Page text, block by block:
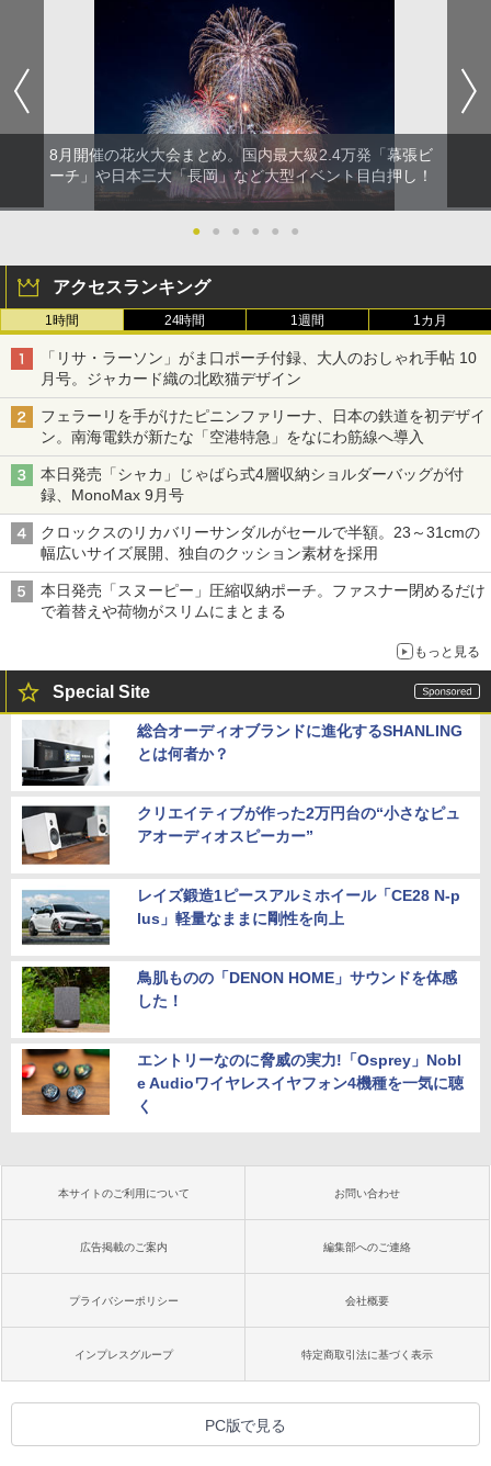
8月開催の花火大会まとめ。国内最大級2.4万発「幕張ビ
ーチ」や日本三大「長岡」など大型イベント目白押し！
● ● ● ● ● ●
アクセスランキング
1時間 24時間 1週間 1カ月
「リサ・ラーソン」がま口ポーチ付録、大人のおしゃれ手帖 10
月号。ジャカード織の北欧猫デザイン
フェラーリを手がけたピニンファリーナ、日本の鉄道を初デザイ
ン。南海電鉄が新たな「空港特急」をなにわ筋線へ導入
本日発売「シャカ」じゃばら式4層収納ショルダーバッグが付
録、MonoMax 9月号
クロックスのリカバリーサンダルがセールで半額。23～31cmの
幅広いサイズ展開、独自のクッション素材を採用
本日発売「スヌーピー」圧縮収納ポーチ。ファスナー閉めるだけ
で着替えや荷物がスリムにまとまる
もっと見る
Special Site
総合オーディオブランドに進化するSHANLING
とは何者か？
クリエイティブが作った2万円台の“小さなピュ
アオーディオスピーカー”
レイズ鍛造1ピースアルミホイール「CE28 N-p
lus」軽量なままに剛性を向上
鳥肌ものの「DENON HOME」サウンドを体感
した！
エントリーなのに脅威の実力!「Osprey」Nobl
e Audioワイヤレスイヤフォン4機種を一気に聴
く
本サイトのご利用について お問い合わせ
広告掲載のご案内 編集部へのご連絡
プライバシーポリシー 会社概要
インプレスグループ 特定商取引法に基づく表示
PC版で見る